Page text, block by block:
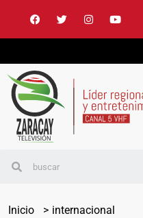
Inicio internacional